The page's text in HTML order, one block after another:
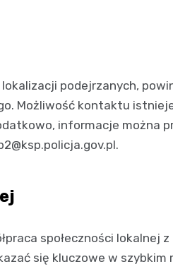
podejrzanych,
Możliwość kontaktu
informacje można
.
społeczności lokalnej
się kluczowe w szybkim